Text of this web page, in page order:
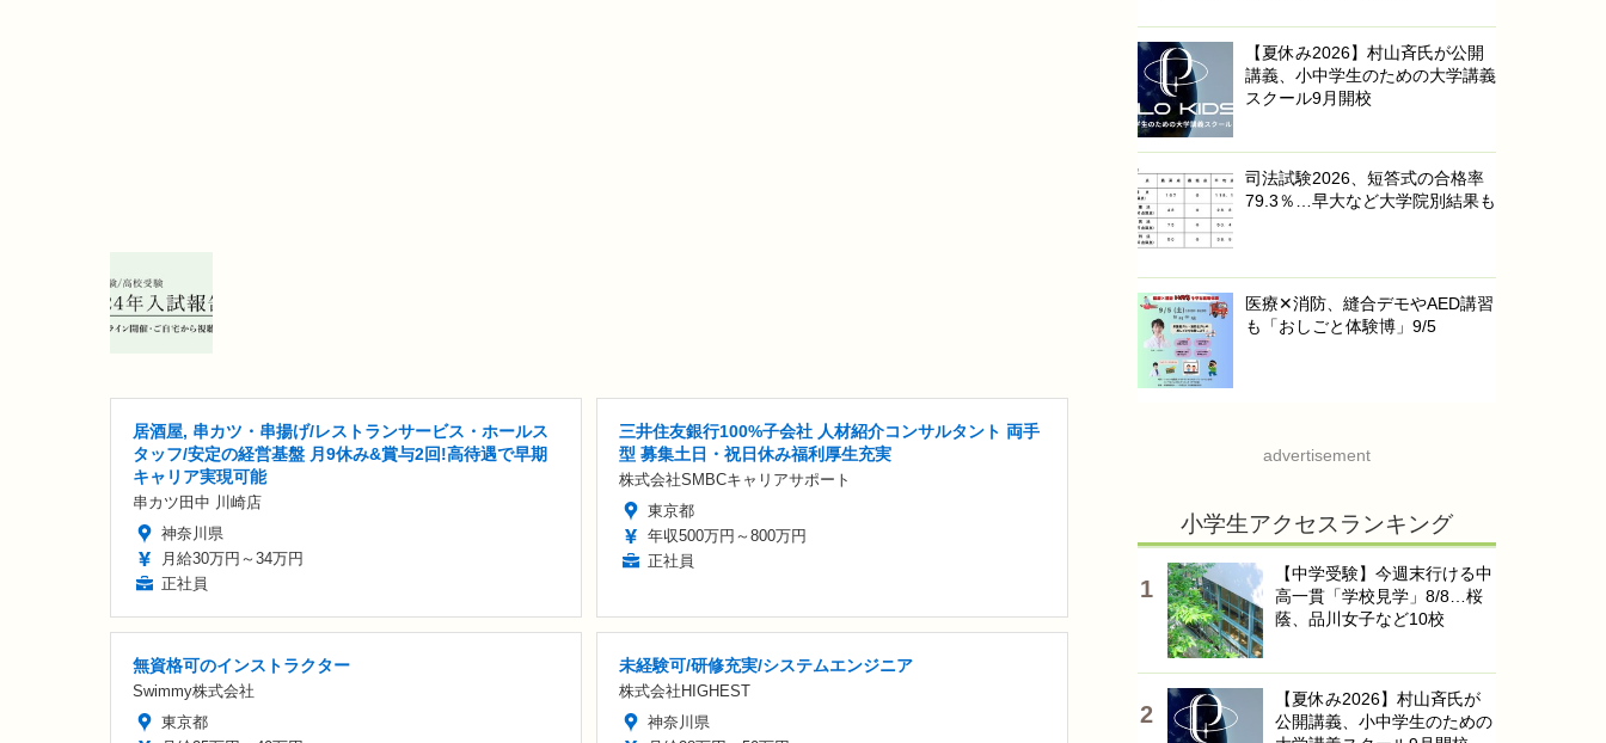
居酒屋, 串カツ・串揚げ/レストランサービス・ホールス
タッフ/安定の経営基盤 月9休み&賞与2回!高待遇で早期
キャリア実現可能
串カツ田中 川崎店
神奈川県
月給30万円～34万円
正社員
三井住友銀行100%子会社 人材紹介コンサルタント 両手
型 募集土日・祝日休み福利厚生充実
株式会社SMBCキャリアサポート
東京都
年収500万円～800万円
正社員
無資格可のインストラクター
Swimmy株式会社
東京都
未経験可/研修充実/システムエンジニア
株式会社HIGHEST
神奈川県
【夏休み2026】村山斉氏が公開
講義、小中学生のための大学講義
スクール9月開校
司法試験2026、短答式の合格率
79.3％…早大など大学院別結果も
医療✕消防、縫合デモやAED講習
も「おしごと体験博」9/5
advertisement
小学生アクセスランキング
【中学受験】今週末行ける中
高一貫「学校見学」8/8…桜
蔭、品川女子など10校
【夏休み2026】村山斉氏が
公開講義、小中学生のための